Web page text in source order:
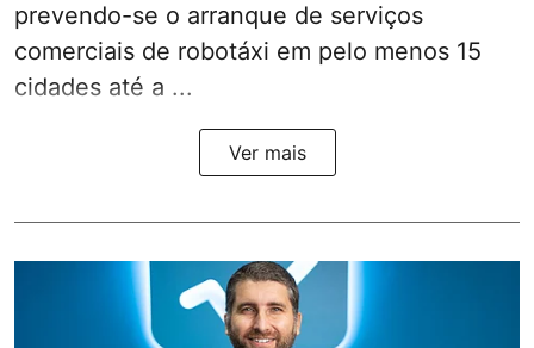
prevendo-se o arranque de serviços
comerciais de robotáxi em pelo menos 15
cidades até a ...
Ver mais